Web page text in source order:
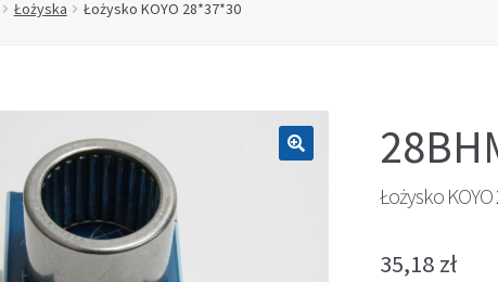
Łożyska Łożysko KOYO 28*37*30
Łożysko
35,18 zł